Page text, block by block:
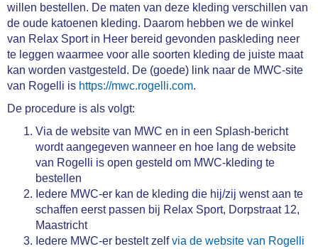
willen bestellen. De maten van deze kleding verschillen van
de oude katoenen kleding. Daarom hebben we de winkel
van Relax Sport in Heer bereid gevonden paskleding neer
te leggen waarmee voor alle soorten kleding de juiste maat
kan worden vastgesteld. De (goede) link naar de MWC-site
van Rogelli is https://mwc.rogelli.com.
De procedure is als volgt:
Via de website van MWC en in een Splash-bericht
wordt aangegeven wanneer en hoe lang de website
van Rogelli is open gesteld om MWC-kleding te
bestellen
Iedere MWC-er kan de kleding die hij/zij wenst aan te
schaffen eerst passen bij Relax Sport, Dorpstraat 12,
Maastricht
Iedere MWC-er bestelt zelfvia de website van Rogelli